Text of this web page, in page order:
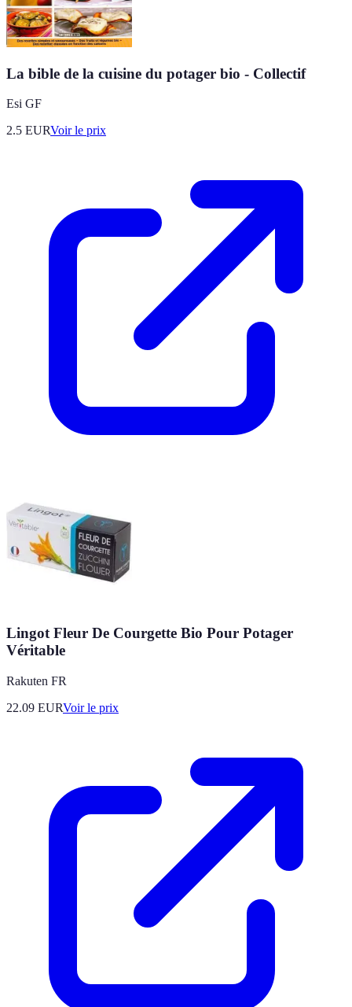
La bible de la cuisine du potager bio - Collectif
Esi GF
2.5 EURVoir le prix
Lingot Fleur De Courgette Bio Pour Potager
Véritable
Rakuten FR
22.09 EURVoir le prix